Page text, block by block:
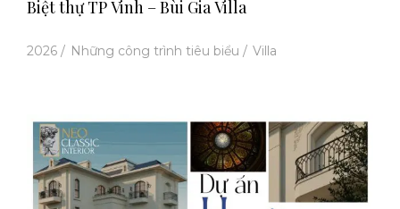
Biệt thự TP Vinh – Bùi Gia Villa
2026 / Những công trình tiêu biểu / Villa